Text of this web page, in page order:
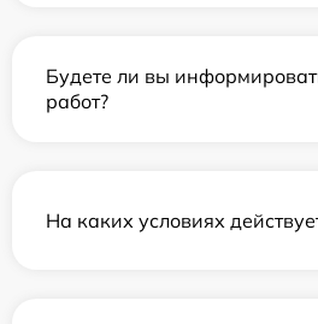
Будете ли вы
работ?
На каких условиях